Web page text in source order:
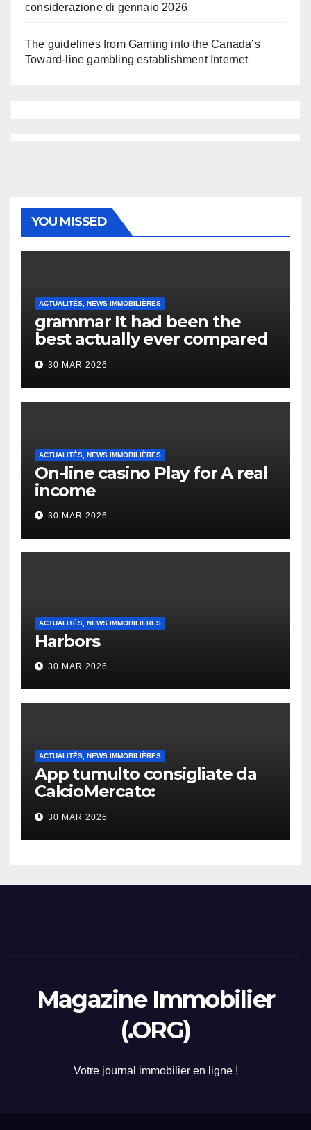
considerazione di gennaio 2026
The guidelines from Gaming into the Canada’s
Toward-line gambling establishment Internet
YOU MISSED
ACTUALITÉS, NEWS IMMOBILIÈRES
grammar It had been the
best actually ever compared
to it’s the top actually?
English Vocabulary Learners
Heap Change
30 MAR 2026
ACTUALITÉS, NEWS IMMOBILIÈRES
On-line casino Play for A real
income
30 MAR 2026
ACTUALITÉS, NEWS IMMOBILIÈRES
Harbors
30 MAR 2026
ACTUALITÉS, NEWS IMMOBILIÈRES
App tumulto consigliate da
CalcioMercato:
considerazione di gennaio
2026
30 MAR 2026
Magazine Immobilier
(.ORG)
Votre journal immobilier en ligne !